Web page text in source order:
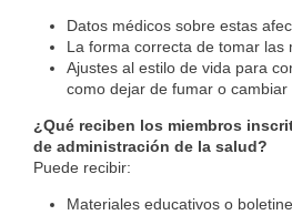
Datos médicos sobre estas
La forma correcta de tomar las
Ajustes al estilo de vida para
como dejar de fumar o cambiar
¿Qué reciben los miembros
de administración de la salud?
Puede recibir:
Materiales educativos o